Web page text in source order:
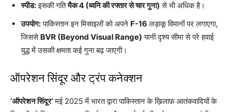
स्पीड:इसकी गतिमैक 4 (ध्वनि की रफ्तार से चार गुना) से भी अधिक है।
उपयोग:पाकिस्तान इन मिसाइलों को अपने F-16 लड़ाकू विमानों पर लगाएगा,
जिससे BVR (Beyond Visual Range) यानी दृश्य सीमा से परे हवाई
युद्ध में उसकी क्षमता कई गुना बढ़ जाएगी।
ऑपरेशन सिंदूर और ट्रंप कनेक्शन
‘ऑपरेशन सिंदूर’मई 2025 में भारत द्वारा पाकिस्तान के ख़िलाफ़ आतंकवादियों के